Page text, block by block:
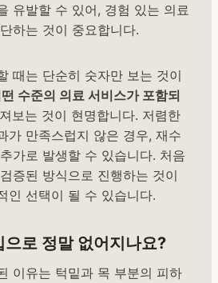
유발할 수 있어, 경험 있는 의료
하는 것이 중요합니다.
때는 단순히 숫자만 보는 것이
수준의 의료 서비스가 포함되
보는 것이 현명합니다. 저렴한
가 만족스럽지 않은 경우, 재수
가로 발생할 수 있습니다. 처음
증된 방식으로 진행하는 것이
인 선택이 될 수 있습니다.
으로 정말 없어지나요?
이유는 턱밑과 목 부분의 피하